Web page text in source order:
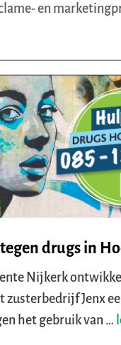
en
drugs in
Nijkerk
zusterbedrijf Jenx
het gebruik van …